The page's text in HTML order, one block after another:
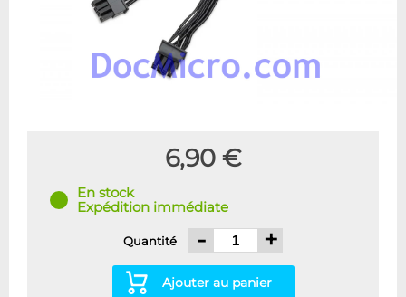
6,90 €
En stock
Expédition immédiate
Quantité - +
Ajouter au panier